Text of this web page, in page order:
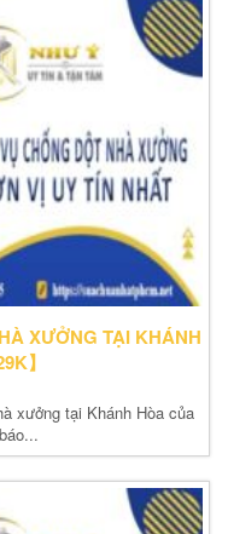
XƯỞNG TẠI KHÁNH
】
xưởng tại Khánh Hòa của